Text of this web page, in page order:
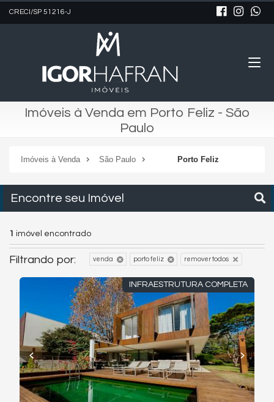
CRECI/SP 51216-J
Imóveis à Venda em Porto Feliz - São
Paulo
Imóveis à Venda São Paulo Porto Feliz
Encontre seu Imóvel
1 imóvel encontrado
Filtrando por: venda porto feliz remover todos
INFRAESTRUTURA COMPLETA